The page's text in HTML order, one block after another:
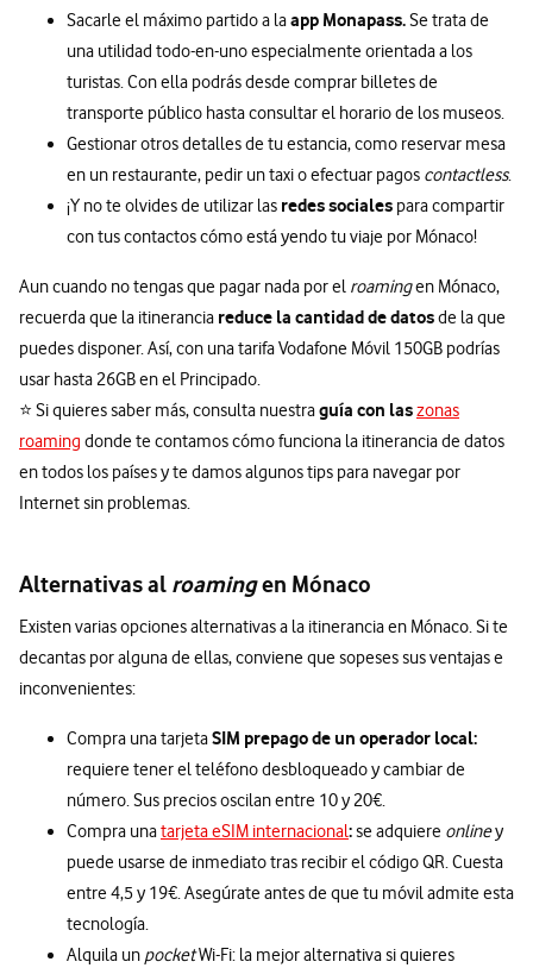
Sacarle el máximo partido a laapp Monapass.Se trata de
una utilidad todo-en-uno especialmente orientada a los
turistas. Con ella podrás desde comprar billetes de
transporte público hasta consultar el horario de los museos.
Gestionar otros detalles de tu estancia, como reservar mesa
en un restaurante, pedir un taxi o efectuar pagos contactless.
¡Y no te olvides de utilizar las redes sociales para compartir
con tus contactos cómo está yendo tu viaje por Mónaco!
Aun cuando no tengas que pagar nada por el roamingen Mónaco,
recuerda que la itinerancia reduce la cantidad de datosde la que
puedes disponer. Así, con una tarifa Vodafone Móvil 150GB podrías
usar hasta 26GB en el Principado.
⭐ Si quieres saber más, consulta nuestraguía con laszonas
roaming donde te contamos cómo funciona la itinerancia de datos
en todos los países y te damos algunos tips para navegar por
Internet sin problemas.
Alternativas al roamingen Mónaco
Existen varias opciones alternativas a la itinerancia en Mónaco. Si te
decantas por alguna de ellas, conviene que sopeses sus ventajas e
inconvenientes:
Compra una tarjetaSIM prepago de un operador local:
requiere tener el teléfono desbloqueado y cambiar de
número. Sus precios oscilan entre 10 y 20€.
Compra unatarjeta eSIM internacional:se adquiere onliney
puede usarse de inmediato tras recibir el código QR. Cuesta
entre 4,5 y 19€. Asegúrate antes de que tu móvil admite esta
tecnología.
Alquila un pocketWi-Fi: la mejor alternativa si quieres